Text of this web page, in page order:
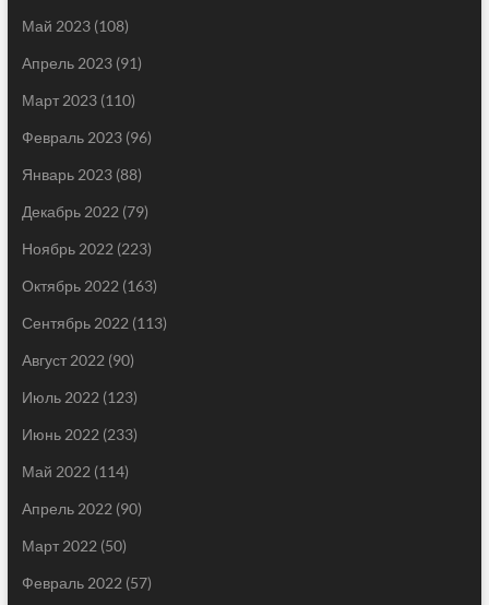
Май 2023(108)
Апрель 2023(91)
Март 2023(110)
Февраль 2023(96)
Январь 2023(88)
Декабрь 2022 (79)
Ноябрь 2022 (223)
Октябрь 2022 (163)
Сентябрь 2022 (113)
Август 2022 (90)
Июль 2022 (123)
Июнь 2022 (233)
Май 2022 (114)
Апрель 2022 (90)
Март 2022 (50)
Февраль 2022 (57)